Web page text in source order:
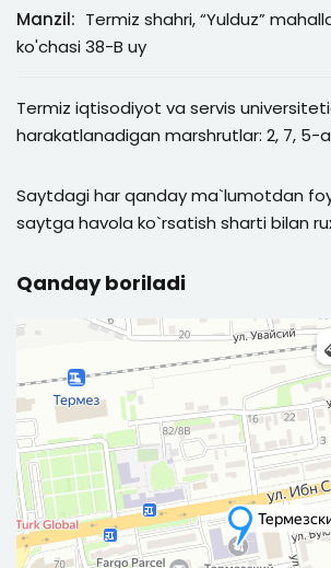
Manzil: Termiz shahri, “Yulduz”
ko'chasi 38-B uy
Termiz iqtisodiyot va servis
harakatlanadigan marshrutlar: 2, 7, 5-
Saytdagi har qanday ma`lumotdan
saytga havola ko`rsatish sharti bilan
Qanday boriladi